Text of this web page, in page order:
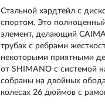
Стальной хардтейл с
спортом. Это
элемент, делающий
трубах с ребрами
некоторыми приятными
от SHIMANO с системой
собраны на двойных
колесах 26 дюймов с